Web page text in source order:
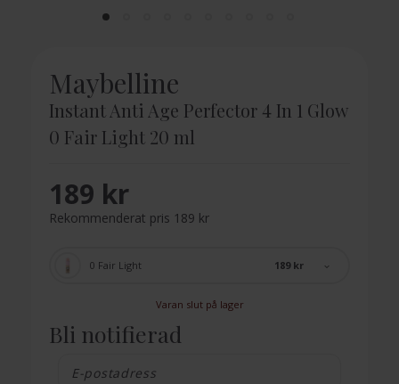
Maybelline
Instant Anti Age Perfector 4 In 1 Glow
0 Fair Light 20 ml
189 kr
Rekommenderat pris 189 kr
189 kr
0 Fair Light
Varan slut på lager
Bli notifierad